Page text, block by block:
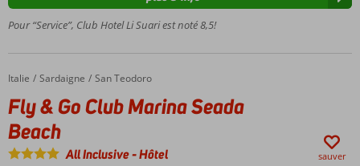
confortables
San
Teodoro
sur la
formule
All In
Soft
Pour “Service”, Club Hotel Li Suari est noté 8,5!
Accueil
Italie Sardaigne San Teodoro
Fly & Go Club Marina Seada Beach
Fly & Go Club Marina Seada
Beach
All Inclusive-Hôtel sauver